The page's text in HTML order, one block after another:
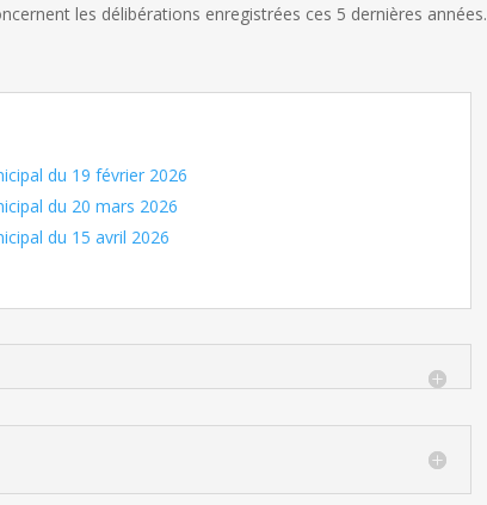
les délibérations enregistrées ces 5 dernières années.
du 19 février 2026
du 20 mars 2026
du 15 avril 2026